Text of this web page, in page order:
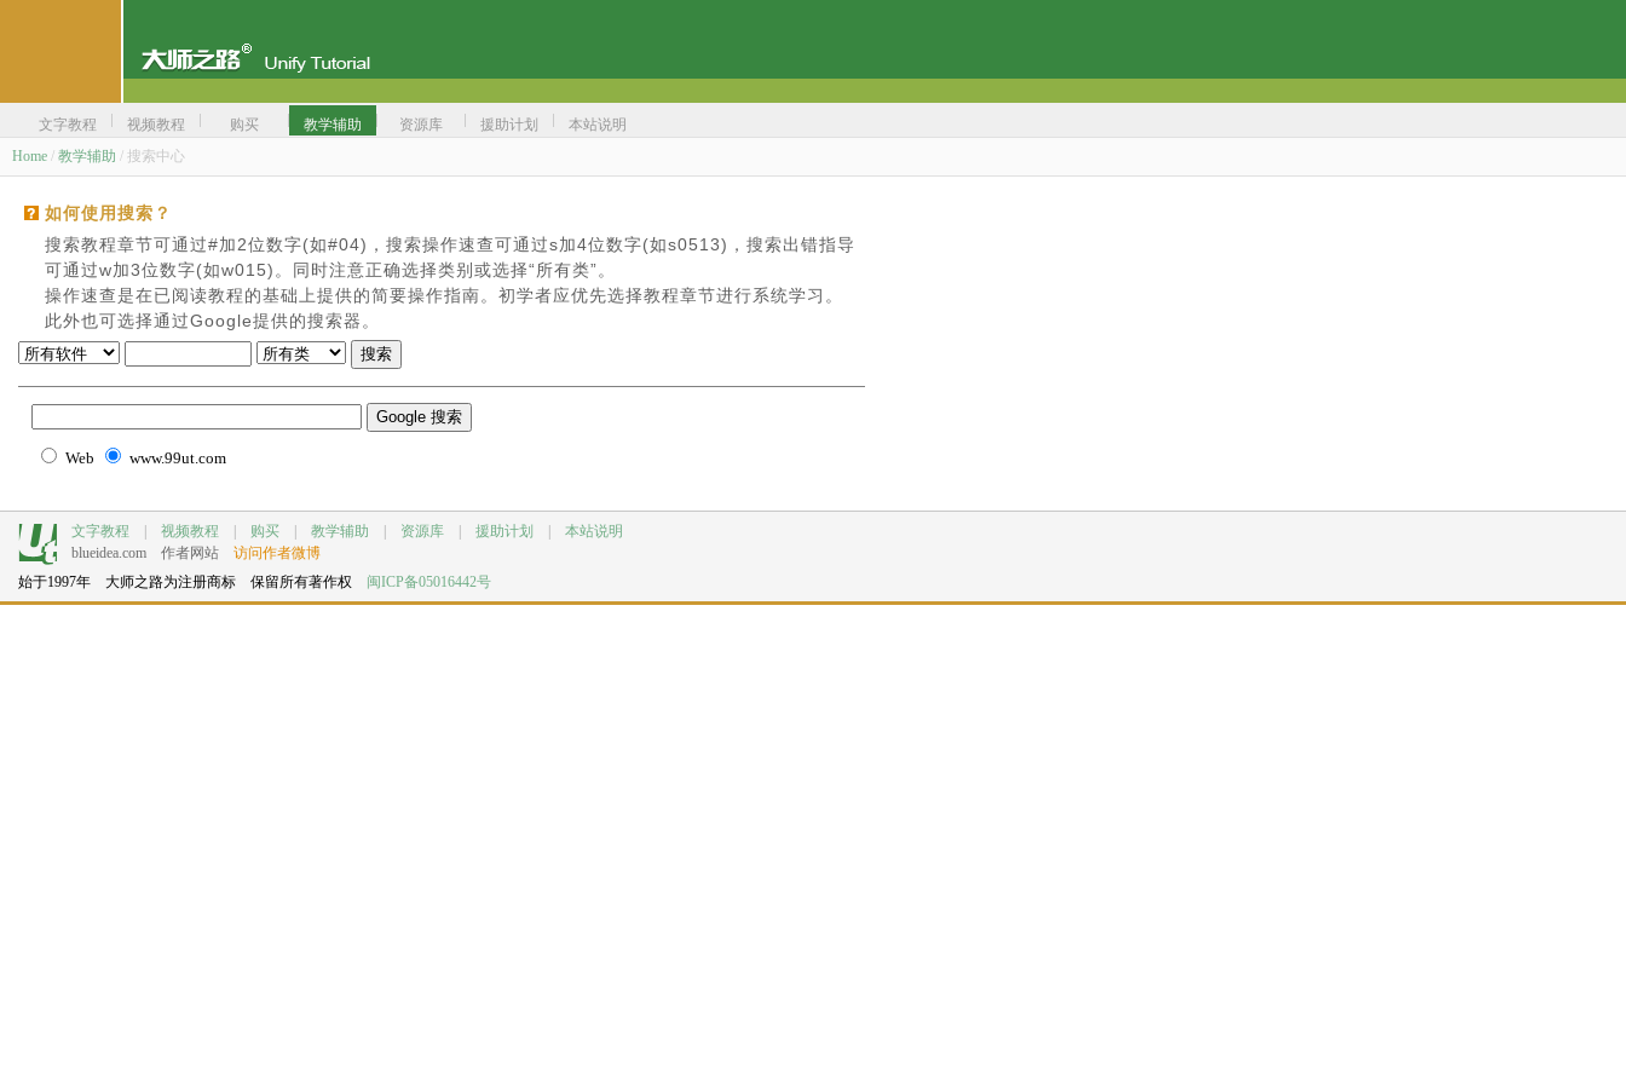
文字教程 视频教程 购买 教学辅助 资源库 援助计划
本站说明
Home / 教学辅助 / 搜索中心
如何使用搜索？
搜索教程章节可通过#加2位数字(如#04)，搜索操作速查可通过s加4位数字(如s0513)，搜索出错指导
可通过w加3位数字(如w015)。同时注意正确选择类别或选择“所有类”。
操作速查是在已阅读教程的基础上提供的简要操作指南。初学者应优先选择教程章节进行系统学习。
此外也可选择通过Google提供的搜索器。
Web www.99ut.com
文字教程 视频教程 购买 教学辅助 资源库 援助计划
本站说明
blueidea.com
作者网站 访问作者微博
始于1997年 大师之路为注册商标 保留所有著作权 闽ICP备05016442号